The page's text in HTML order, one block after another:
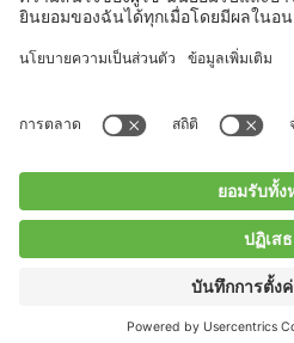
BUCHI Worldwide
Blogs
LinkedinInstagramTwitter